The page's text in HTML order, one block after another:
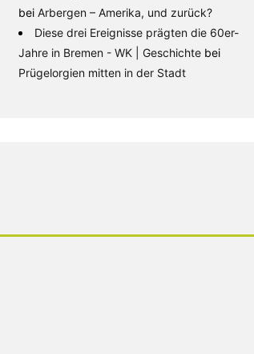
bei Arbergen – Amerika, und zurück?
Diese drei Ereignisse prägten die 60er-
Jahre in Bremen - WK | Geschichte bei
Prügelorgien mitten in der Stadt